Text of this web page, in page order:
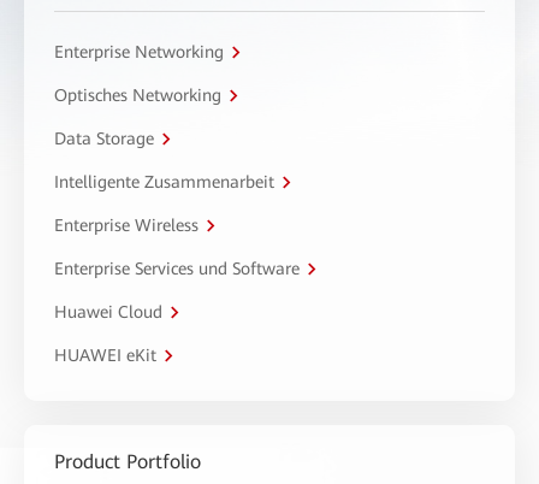
Enterprise Networking
Optisches Networking
Data Storage
Intelligente Zusammenarbeit
Enterprise Wireless
Enterprise Services und Software
Huawei Cloud
HUAWEI eKit
Product Portfolio